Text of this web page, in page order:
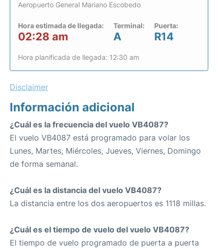
Aeropuerto General Mariano Escobedo
Hora estimada de llegada:
02:28 am
Terminal:
A
Puerta:
R14
Hora planificada de llegada: 12:30 am
Disclaimer
Información adicional
¿Cuál es la frecuencia del vuelo VB4087?
El vuelo VB4087 está programado para volar los
Lunes, Martes, Miércoles, Jueves, Viernes, Domingo
de forma semanal.
¿Cuál es la distancia del vuelo VB4087?
La distancia entre los dos aeropuertos es 1118 millas.
¿Cuál es el tiempo de vuelo del vuelo VB4087?
El tiempo de vuelo programado de puerta a puerta